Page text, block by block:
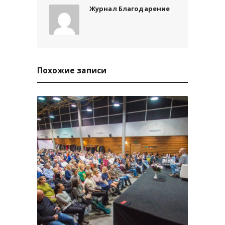
Журнал Благодарение
Похожие записи